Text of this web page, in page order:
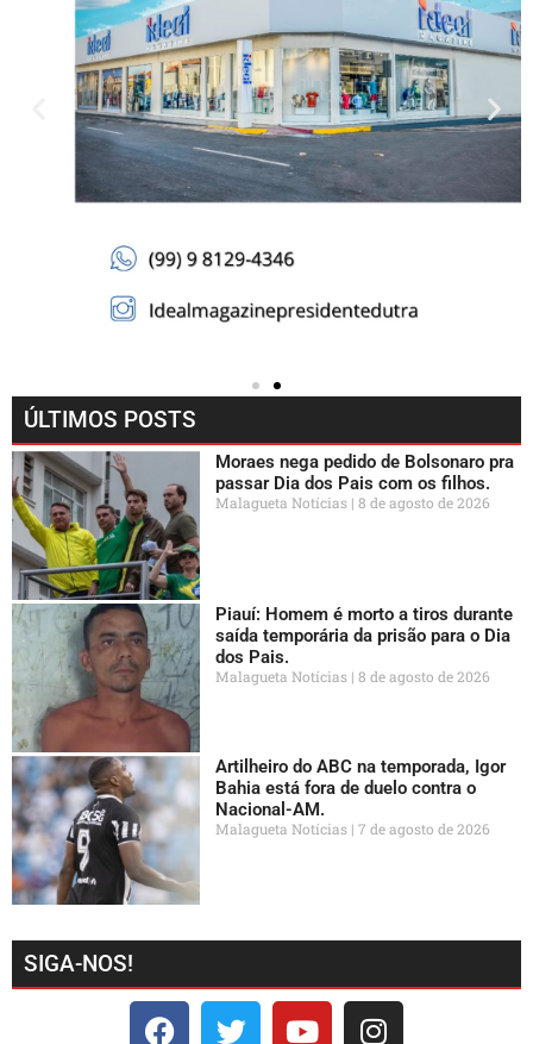
ÚLTIMOS POSTS
Moraes nega pedido de Bolsonaro pra
passar Dia dos Pais com os filhos.
Malagueta Notícias 8 de agosto de 2026
Piauí: Homem é morto a tiros durante
saída temporária da prisão para o Dia
dos Pais.
Malagueta Notícias 8 de agosto de 2026
Artilheiro do ABC na temporada, Igor
Bahia está fora de duelo contra o
Nacional-AM.
Malagueta Notícias 7 de agosto de 2026
SIGA-NOS!